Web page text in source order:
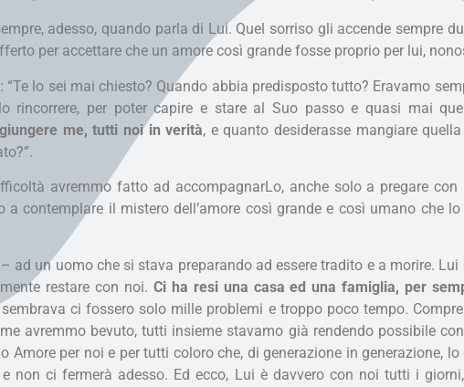
adesso, quando parla di Lui. Quel sorriso gli accende sempre
per accettare che un amore così grande fosse proprio per lui,
“Te lo sei mai chiesto? Quando abbia predisposto tutto? Eravamo
rincorrere, per poter capire e stare al Suo passo e quasi mai
me, tutti noi in verità, e quanto desiderasse mangiare
avremmo fatto ad accompagnarLo, anche solo a pregare
contemplare il mistero dell’amore così grande e così umano che
ad un uomo che si stava preparando ad essere tradito e a morire.
restare con noi. Ci ha resi una casa ed una famiglia, per
ci fossero solo mille problemi e troppo poco tempo.
avremmo bevuto, tutti insieme stavamo già rendendo possibile
per noi e per tutti coloro che, di generazione in generazione,
non ci fermerà adesso. Ed ecco, Lui è davvero con noi tutti i